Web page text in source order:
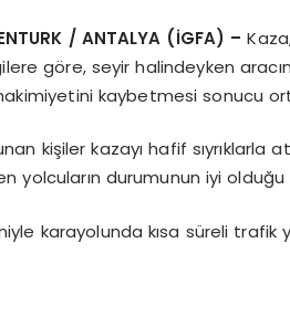
/ ANTALYA (İGFA) –
göre, seyir halindeyken
kaybetmesi sonucu
kişiler kazayı hafif sıyrıklarla
yolcuların durumunun iyi olduğu
karayolunda kısa süreli trafik